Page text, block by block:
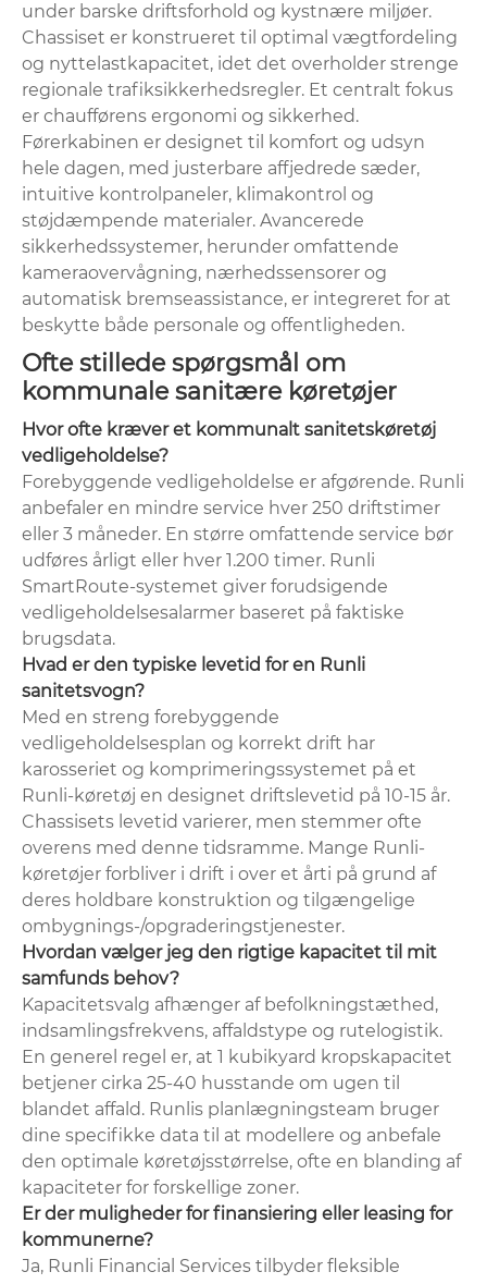
under barske driftsforhold og kystnære miljøer.
Chassiset er konstrueret til optimal vægtfordeling
og nyttelastkapacitet, idet det overholder strenge
regionale trafiksikkerhedsregler. Et centralt fokus
er chaufførens ergonomi og sikkerhed.
Førerkabinen er designet til komfort og udsyn
hele dagen, med justerbare affjedrede sæder,
intuitive kontrolpaneler, klimakontrol og
støjdæmpende materialer. Avancerede
sikkerhedssystemer, herunder omfattende
kameraovervågning, nærhedssensorer og
automatisk bremseassistance, er integreret for at
beskytte både personale og offentligheden.
Ofte stillede spørgsmål om
kommunale sanitære køretøjer
Hvor ofte kræver et kommunalt sanitetskøretøj
vedligeholdelse?
Forebyggende vedligeholdelse er afgørende. Runli
anbefaler en mindre service hver 250 driftstimer
eller 3 måneder. En større omfattende service bør
udføres årligt eller hver 1.200 timer. Runli
SmartRoute-systemet giver forudsigende
vedligeholdelsesalarmer baseret på faktiske
brugsdata.
Hvad er den typiske levetid for en Runli
sanitetsvogn?
Med en streng forebyggende
vedligeholdelsesplan og korrekt drift har
karosseriet og komprimeringssystemet på et
Runli-køretøj en designet driftslevetid på 10-15 år.
Chassisets levetid varierer, men stemmer ofte
overens med denne tidsramme. Mange Runli-
køretøjer forbliver i drift i over et årti på grund af
deres holdbare konstruktion og tilgængelige
ombygnings-/opgraderingstjenester.
Hvordan vælger jeg den rigtige kapacitet til mit
samfunds behov?
Kapacitetsvalg afhænger af befolkningstæthed,
indsamlingsfrekvens, affaldstype og rutelogistik.
En generel regel er, at 1 kubikyard kropskapacitet
betjener cirka 25-40 husstande om ugen til
blandet affald. Runlis planlægningsteam bruger
dine specifikke data til at modellere og anbefale
den optimale køretøjsstørrelse, ofte en blanding af
kapaciteter for forskellige zoner.
Er der muligheder for finansiering eller leasing for
kommunerne?
Ja, Runli Financial Services tilbyder fleksible